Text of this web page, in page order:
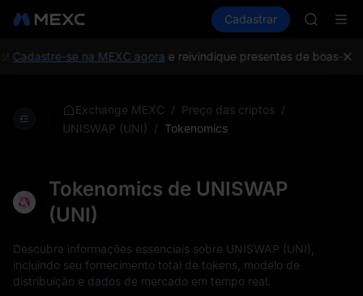
Mercados Spot Futuros
Cadastrar
AAOI
Cadastre-se na MEXC agorae reivindique presentes de boas-
Exchange MEXC / Preço das criptos /
UNISWAP (UNI)
/ Tokenomics
Tokenomics de UNISWAP
(UNI)
Descubra informações essenciais sobre UNISWAP (UNI),
incluindo seu fornecimento total de tokens, modelo de
distribuição e dados de mercado em tempo real.